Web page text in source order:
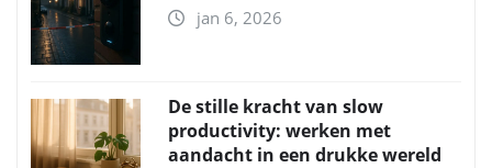
jan 6, 2026
De stille kracht van slow
productivity: werken met
aandacht in een drukke wereld